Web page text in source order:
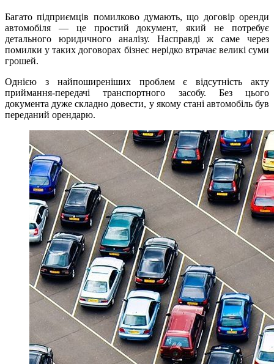
Багато підприємців помилково думають, що договір оренди
автомобіля — це простий документ, який не потребує
детального юридичного аналізу. Насправді ж саме через
помилки у таких договорах бізнес нерідко втрачає великі суми
грошей.
Однією з найпоширеніших проблем є відсутність акту
приймання-передачі транспортного засобу. Без цього
документа дуже складно довести, у якому стані автомобіль був
переданий орендарю.